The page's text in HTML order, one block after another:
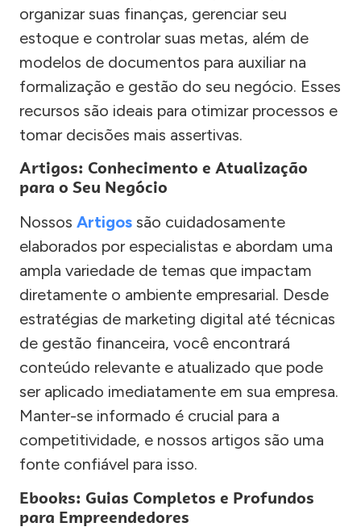
organizar suas finanças, gerenciar seu
estoque e controlar suas metas, além de
modelos de documentos para auxiliar na
formalização e gestão do seu negócio. Esses
recursos são ideais para otimizar processos e
tomar decisões mais assertivas.
Artigos: Conhecimento e Atualização
para o Seu Negócio
Nossos Artigos são cuidadosamente
elaborados por especialistas e abordam uma
ampla variedade de temas que impactam
diretamente o ambiente empresarial. Desde
estratégias de marketing digital até técnicas
de gestão financeira, você encontrará
conteúdo relevante e atualizado que pode
ser aplicado imediatamente em sua empresa.
Manter-se informado é crucial para a
competitividade, e nossos artigos são uma
fonte confiável para isso.
Ebooks: Guias Completos e Profundos
para Empreendedores